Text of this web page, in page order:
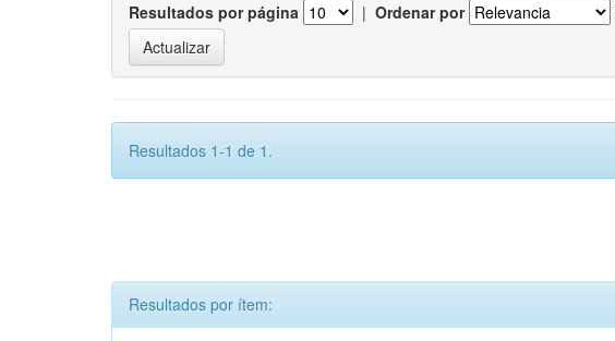
Resultados por página | Ordenar por
Resultados 1-1 de 1.
Resultados por ítem: